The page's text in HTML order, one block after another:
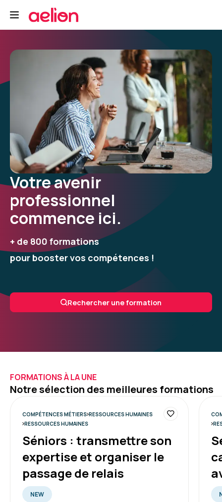
Votre avenir
professionnel
commence ici.
+ de 800 formations
pour booster vos compétences !
Rechercher une formation
FORMATIONS À LA UNE
Notre sélection des meilleures formations
COMPÉTENCES MÉTIERS RESSOURCES HUMAINES
RESSOURCES HUMAINES
Séniors : transmettre son
expertise et organiser le
passage de relais
NEW